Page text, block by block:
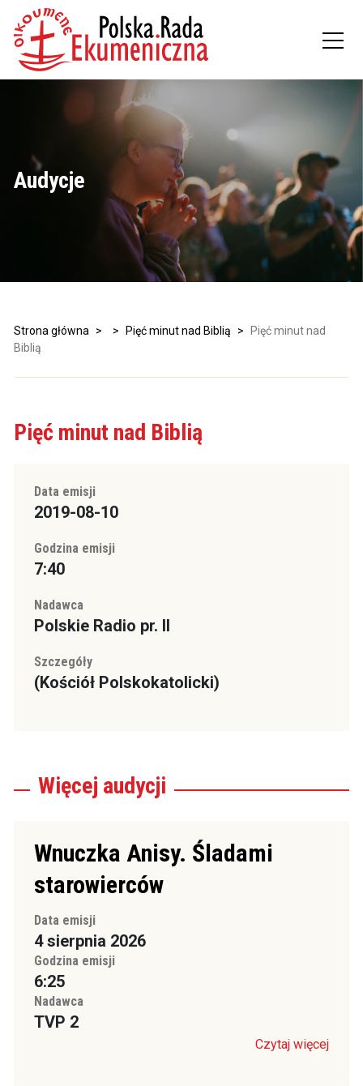
Audycje
Strona główna > > Pięć minut nad Biblią >
Pięć minut nad
Biblią
Pięć minut nad Biblią
Data emisji
2019-08-10
Godzina emisji
7:40
Nadawca
Polskie Radio pr. II
Szczegóły
(Kościół Polskokatolicki)
Więcej audycji
Wnuczka Anisy. Śladami
starowierców
Data emisji
4 sierpnia 2026
Godzina emisji
6:25
Nadawca
TVP 2
Czytaj więcej